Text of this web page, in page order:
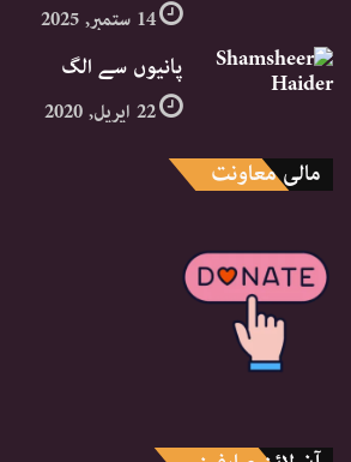
14 ستمبر, 2025
پانیوں سے الگ
22 اپریل, 2020
مالی معاونت